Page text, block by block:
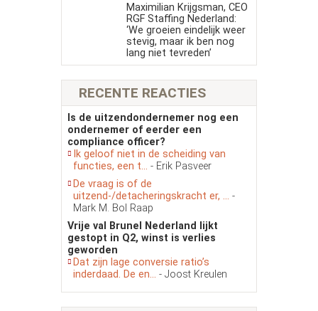
Maximilian Krijgsman, CEO
RGF Staffing Nederland:
‘We groeien eindelijk weer
stevig, maar ik ben nog
lang niet tevreden’
RECENTE REACTIES
Is de uitzendondernemer nog een
ondernemer of eerder een
compliance officer?
Ik geloof niet in de scheiding van
functies, een t... - Erik Pasveer
De vraag is of de
uitzend-/detacheringskracht er, ... -
Mark M. Bol Raap
Vrije val Brunel Nederland lijkt
gestopt in Q2, winst is verlies
geworden
Dat zijn lage conversie ratio’s
inderdaad. De en... - Joost Kreulen